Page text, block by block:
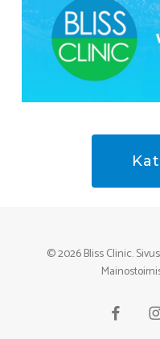
© 2026 Bliss Clinic.
facebook